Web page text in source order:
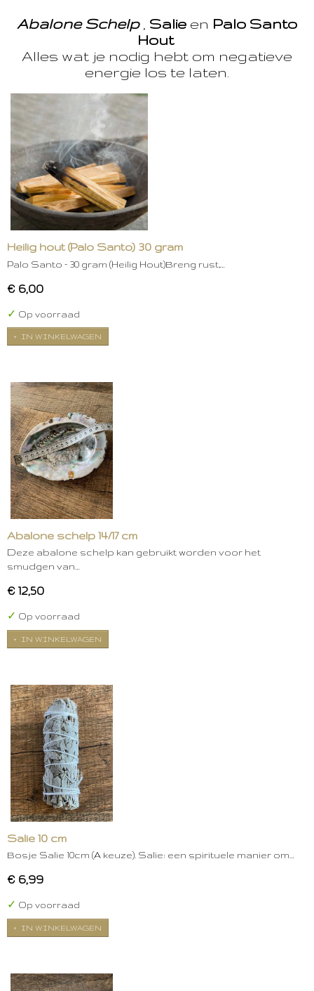
Abalone Schelp, Salie en Palo Santo
Hout
Alles wat je nodig hebt om negatieve
energie los te laten.
Heilig hout (Palo Santo) 30 gram
Palo Santo – 30 gram (Heilig Hout)Breng rust,…
€ 6,00
✓ Op voorraad
IN WINKELWAGEN
Abalone schelp 14/17 cm
Deze abalone schelp kan gebruikt worden voor het
smudgen van…
€ 12,50
✓ Op voorraad
IN WINKELWAGEN
Salie 10 cm
Bosje Salie 10cm (A keuze). Salie: een spirituele manier om…
€ 6,99
✓ Op voorraad
IN WINKELWAGEN